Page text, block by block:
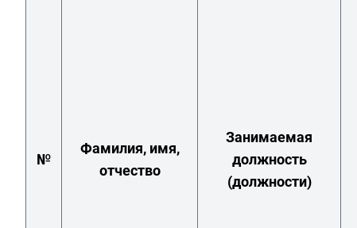
№
Фамилия, имя,
отчество
Занимаемая
должность
(должности)